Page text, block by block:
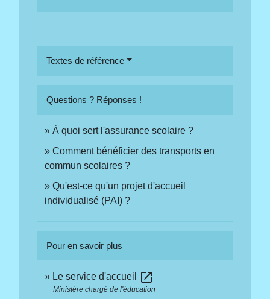
Textes de référence
Questions ? Réponses !
À quoi sert l'assurance scolaire ?
Comment bénéficier des transports en
commun scolaires ?
Qu'est-ce qu'un projet d'accueil
individualisé (PAI) ?
Pour en savoir plus
Le service d'accueil open_in_new
Ministère chargé de l'éducation